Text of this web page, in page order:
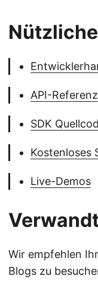
API-Referenz
SDK
Kostenloses
Live-Demos
Wir empfehlen
Blogs zu